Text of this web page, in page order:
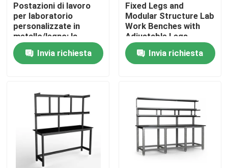
Casa
Prodotti
Mostra VR
Chi siamo
Fatory Tour
Postazioni di lavoro
per laboratorio
personalizzate in
metallo/legno: la
soluzione perfetta per
le esigenze del tuo
spazio di lavoro
Invia richiesta
Fixed Legs and
Modular Structure Lab
Work Benches with
Adjustable Legs
Invia richiesta